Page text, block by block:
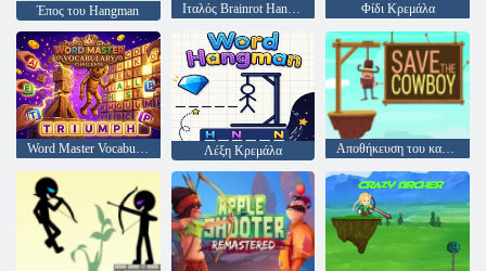
Έπος του Hangman Ιταλός Brainrot Hangman! Φίδι Κρεμάλα
Word Master Vocabulary Challenge Λέξη Κρεμάλα Αποθήκευση του καουμπόι